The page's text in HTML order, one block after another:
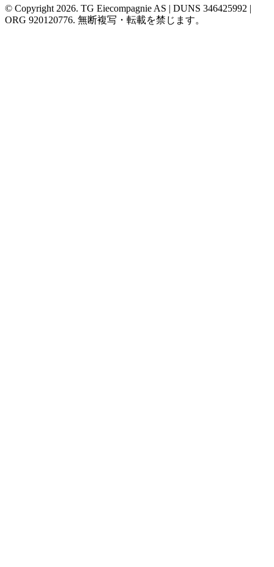
© Copyright 2026. TG Eiecompagnie AS | DUNS 346425992 |
ORG 920120776. 無断複写・転載を禁じます。